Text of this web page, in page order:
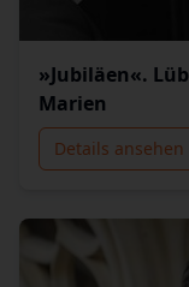
»Jubiläen«.
Marien
Details ansehen